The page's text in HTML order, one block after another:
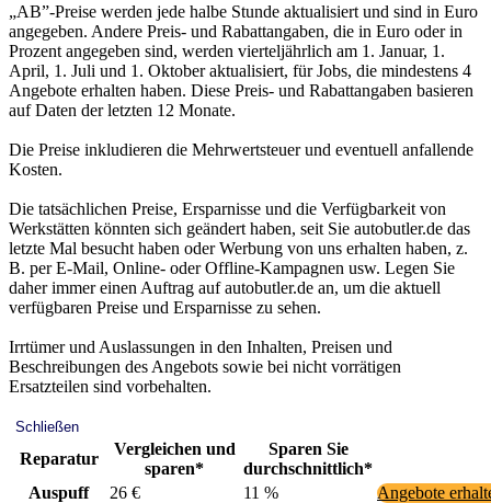
„AB”-Preise werden jede halbe Stunde aktualisiert und sind in Euro
angegeben. Andere Preis- und Rabattangaben, die in Euro oder in
Prozent angegeben sind, werden vierteljährlich am 1. Januar, 1.
April, 1. Juli und 1. Oktober aktualisiert, für Jobs, die mindestens 4
Angebote erhalten haben. Diese Preis- und Rabattangaben basieren
auf Daten der letzten 12 Monate.
Die Preise inkludieren die Mehrwertsteuer und eventuell anfallende
Kosten.
Die tatsächlichen Preise, Ersparnisse und die Verfügbarkeit von
Werkstätten könnten sich geändert haben, seit Sie autobutler.de das
letzte Mal besucht haben oder Werbung von uns erhalten haben, z.
B. per E-Mail, Online- oder Offline-Kampagnen usw. Legen Sie
daher immer einen Auftrag auf autobutler.de an, um die aktuell
verfügbaren Preise und Ersparnisse zu sehen.
Irrtümer und Auslassungen in den Inhalten, Preisen und
Beschreibungen des Angebots sowie bei nicht vorrätigen
Ersatzteilen sind vorbehalten.
Schließen
Reparatur
Vergleichen und
sparen*
Sparen Sie
durchschnittlich*
Auspuff
26 € 11 %
Angebote